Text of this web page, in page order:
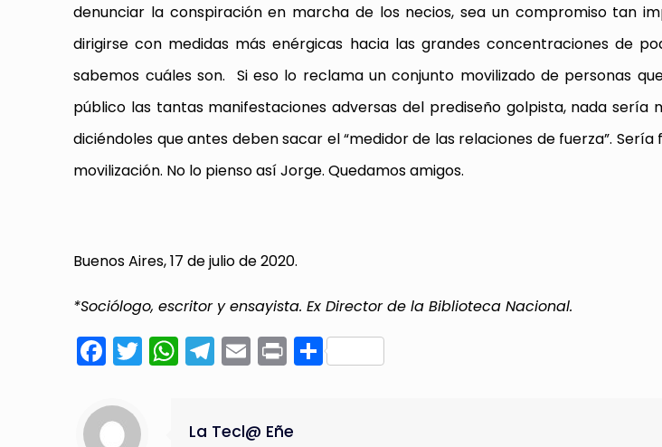
denunciar la conspiración en marcha de los necios, sea un compromiso tan
dirigirse con medidas más enérgicas hacia las grandes concentraciones de
sabemos cuáles son. Si eso lo reclama un conjunto movilizado de personas
público las tantas manifestaciones adversas del prediseño golpista, nada sería
diciéndoles que antes deben sacar el “medidor de las relaciones de fuerza”.
movilización. No lo pienso así Jorge. Quedamos amigos.
Buenos Aires, 17 de julio de 2020.
*Sociólogo, escritor y ensayista. Ex Director de la Biblioteca Nacional.
Facebook
Twitter
WhatsApp
Telegram
Email
PrintCompartir
La Tecl@ Eñe